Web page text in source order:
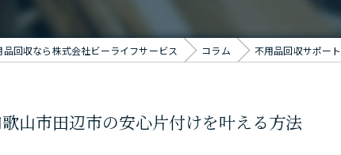
回収なら株式会社ビーライフサービス コラム 不用品回収サポー
山市田辺市の安心片付けを叶える方法